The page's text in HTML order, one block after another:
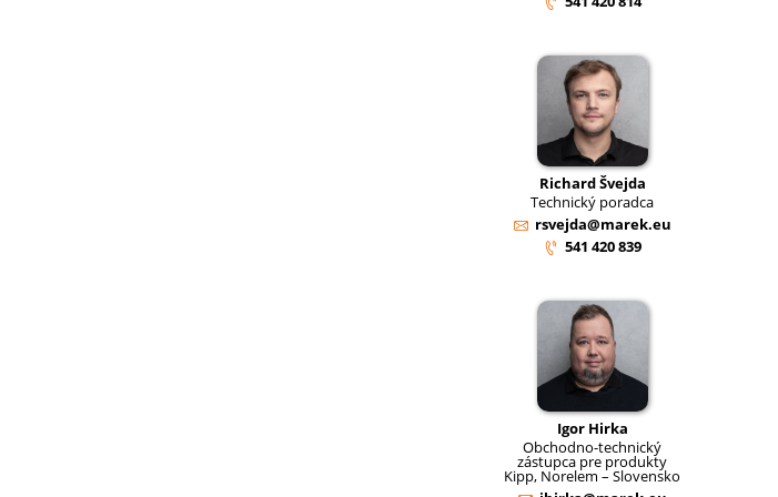
Richard Švejda
Technický poradca
rsvejda@marek.eu
541 420 839
Igor Hirka
Obchodno-technický
zástupca pre produkty
Kipp, Norelem – Slovensko